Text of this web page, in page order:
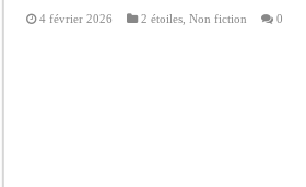
4 février 2026 2 étoiles ,Non fiction 0